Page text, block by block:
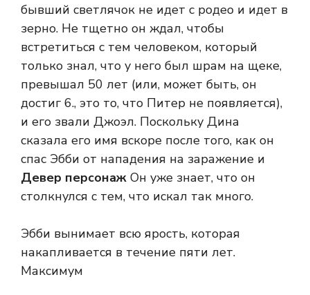
бывший светлячок не идет с родео и идет в
зерно. Не тщетно он ждал, чтобы
встретиться с тем человеком, который
только знал, что у него был шрам на щеке,
превышал 50 лет (или, может быть, он
достиг 6., это то, что Питер не появляется),
и его звали Джоэл. Поскольку Дина
сказала его имя вскоре после того, как он
спас Эбби от нападения на заражение и
Девер персонаж Он уже знает, что он
столкнулся с тем, что искал так много.
Эбби вынимает всю ярость, которая
накапливается в течение пяти лет.
Максимум